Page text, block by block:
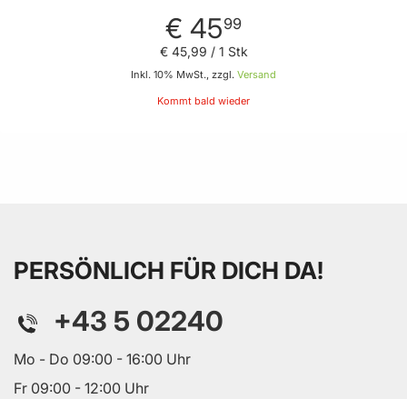
€ 4599
Inkl. 10% MwSt., zzgl. Versand
€ 45,99 / 1 Stk
Kommt bald wieder
PERSÖNLICH FÜR DICH DA!
+43 5 02240
Mo - Do 09:00 - 16:00 Uhr
Fr 09:00 - 12:00 Uhr